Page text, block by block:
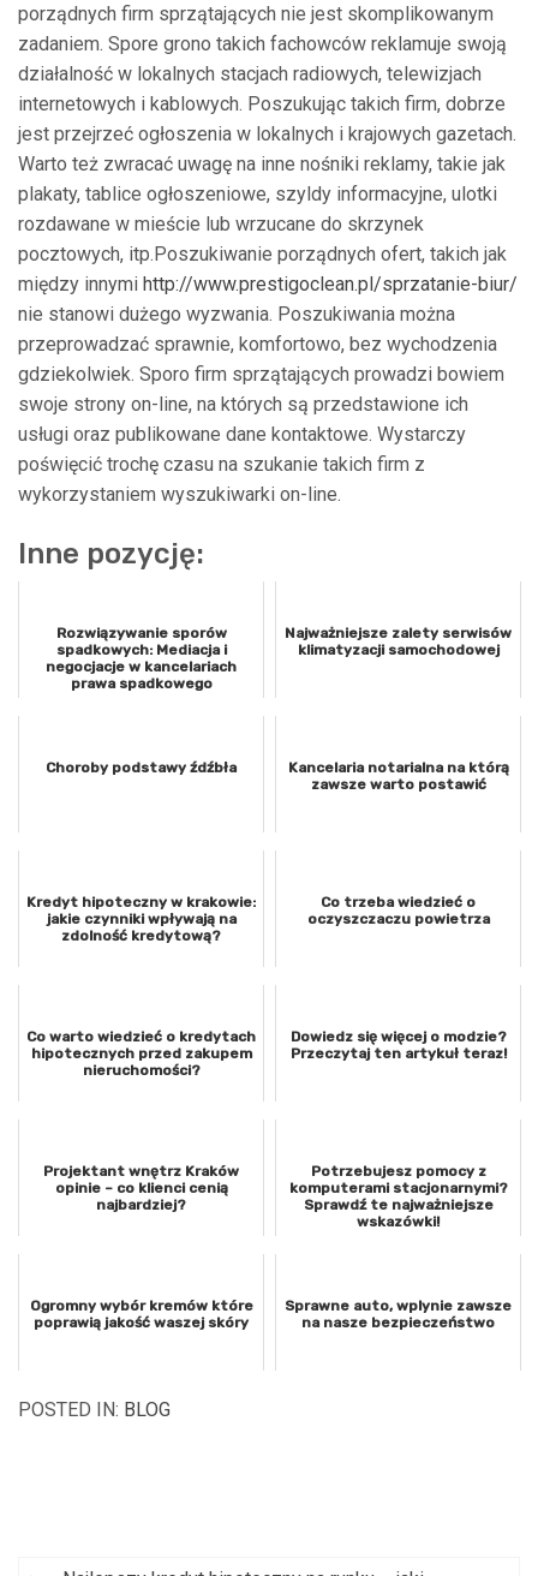
porządnych firm sprzątających nie jest skomplikowanym
zadaniem. Spore grono takich fachowców reklamuje swoją
działalność w lokalnych stacjach radiowych, telewizjach
internetowych i kablowych. Poszukując takich firm, dobrze
jest przejrzeć ogłoszenia w lokalnych i krajowych gazetach.
Warto też zwracać uwagę na inne nośniki reklamy, takie jak
plakaty, tablice ogłoszeniowe, szyldy informacyjne, ulotki
rozdawane w mieście lub wrzucane do skrzynek
pocztowych, itp.Poszukiwanie porządnych ofert, takich jak
między innymi http://www.prestigoclean.pl/sprzatanie-biur/
nie stanowi dużego wyzwania. Poszukiwania można
przeprowadzać sprawnie, komfortowo, bez wychodzenia
gdziekolwiek. Sporo firm sprzątających prowadzi bowiem
swoje strony on-line, na których są przedstawione ich
usługi oraz publikowane dane kontaktowe. Wystarczy
poświęcić trochę czasu na szukanie takich firm z
wykorzystaniem wyszukiwarki on-line.
Inne pozycję:
Rozwiązywanie sporów
spadkowych: Mediacja i
negocjacje w kancelariach
prawa spadkowego
Najważniejsze zalety serwisów
klimatyzacji samochodowej
Choroby podstawy źdźbła
Kancelaria notarialna na którą
zawsze warto postawić
Kredyt hipoteczny w krakowie:
jakie czynniki wpływają na
zdolność kredytową?
Co trzeba wiedzieć o
oczyszczaczu powietrza
Co warto wiedzieć o kredytach
hipotecznych przed zakupem
nieruchomości?
Dowiedz się więcej o modzie?
Przeczytaj ten artykuł teraz!
Projektant wnętrz Kraków
opinie – co klienci cenią
najbardziej?
Potrzebujesz pomocy z
komputerami stacjonarnymi?
Sprawdź te najważniejsze
wskazówki!
Ogromny wybór kremów które
poprawią jakość waszej skóry
Sprawne auto, wplynie zawsze
na nasze bezpieczeństwo
POSTED IN: BLOG